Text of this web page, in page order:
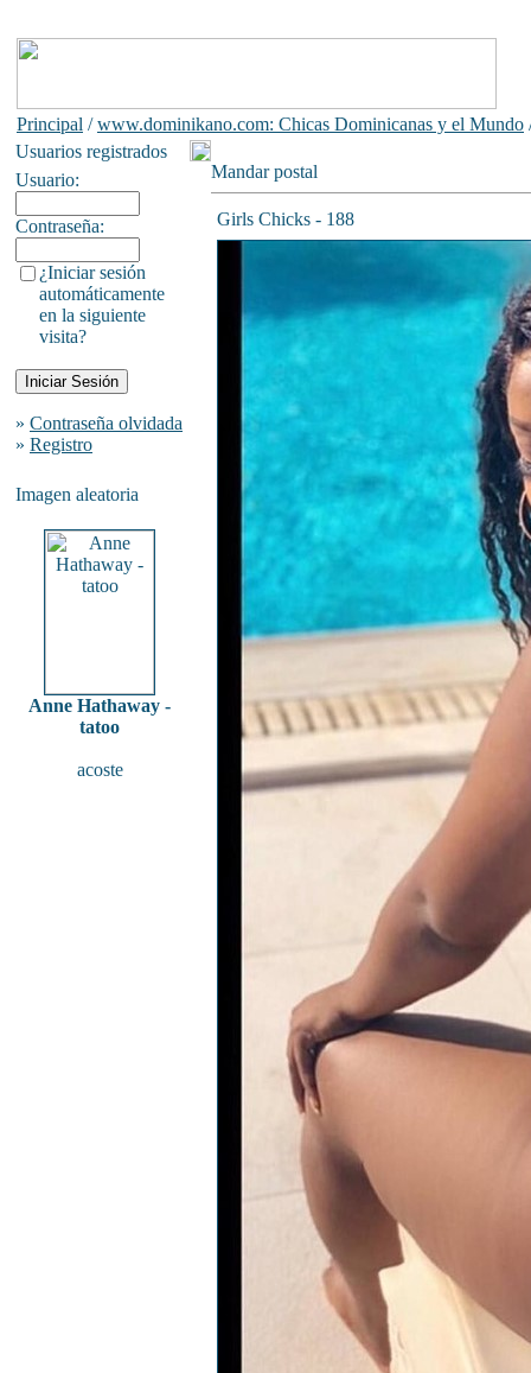
Principal /www.dominikano.com: Chicas Dominicanas y el Mundo
Usuarios registrados
Usuario:
Contraseña:
¿Iniciar sesión
automáticamente
en la siguiente
visita?
» Contraseña olvidada
» Registro
Imagen aleatoria
Anne Hathaway -
tatoo
acoste
Mandar postal
Girls Chicks - 188